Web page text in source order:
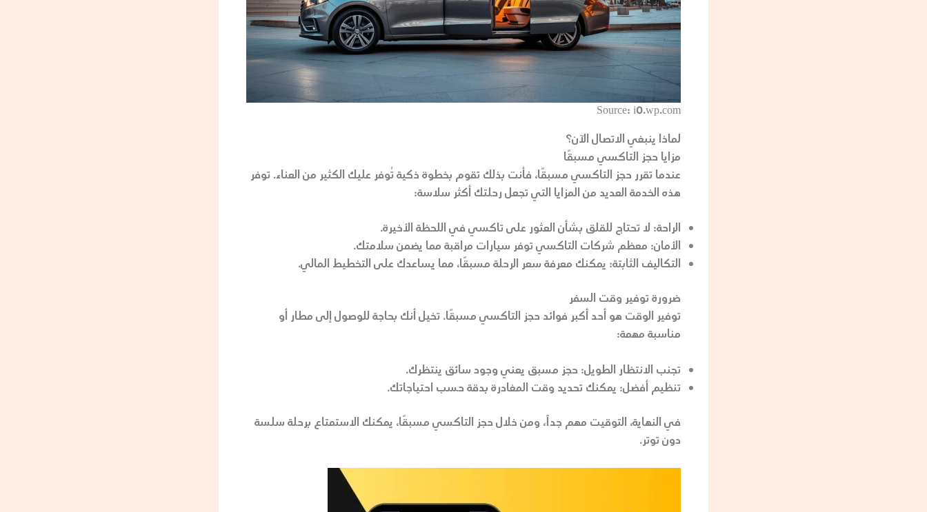
Source: i0.wp.com
لماذا ينبغي الاتصال الآن؟
مزايا حجز التاكسي مسبقًا
عندما تقرر حجز التاكسي مسبقًا، فأنت بذلك تقوم بخطوة ذكية تُوفر عليك الكثير من العناء. توفر
هذه الخدمة العديد من المزايا التي تجعل رحلتك أكثر سلاسة:
الراحة: لا تحتاج للقلق بشأن العثور على تاكسي في اللحظة الأخيرة.
الأمان: معظم شركات التاكسي توفر سيارات مراقبة مما يضمن سلامتك.
التكاليف الثابتة: يمكنك معرفة سعر الرحلة مسبقًا، مما يساعدك على التخطيط المالي.
ضرورة توفير وقت السفر
توفير الوقت هو أحد أكبر فوائد حجز التاكسي مسبقًا. تخيل أنك بحاجة للوصول إلى مطار أو
مناسبة مهمة:
تجنب الانتظار الطويل: حجز مسبق يعني وجود سائق ينتظرك.
تنظيم أفضل: يمكنك تحديد وقت المغادرة بدقة حسب احتياجاتك.
في النهاية، التوقيت مهم جداً، ومن خلال حجز التاكسي مسبقًا، يمكنك الاستمتاع برحلة سلسة
دون توتر.